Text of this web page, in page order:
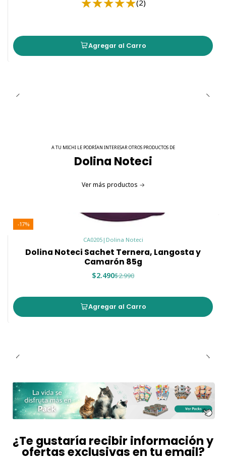
Beneficios Adicionales para la Salud
bienestar general de tu gato.
: Sin cereales ni aditivos artificiales,
Dolina Noteci Superfood Sachet Pato y Vacuno 85g es la
digestiva y bienestar general.
(2)
Agregar al Carro
A TU MICHI LE PODRÍAN INTERESAR OTROS PRODUCTOS DE
Dolina Noteci
Ver más productos
-17%
CA0205| Dolina Noteci
Dolina Noteci Sachet Ternera, Langosta y
Camarón 85g
$2.490$2.990
Agregar al Carro
¿Te gustaría recibir información y
ofertas exclusivas en tu email?